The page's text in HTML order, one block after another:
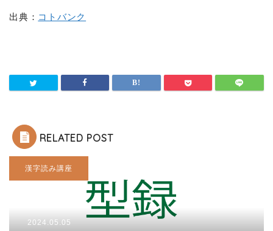
出典： コトバンク
RELATED POST
漢字読み講座
2024.05.05